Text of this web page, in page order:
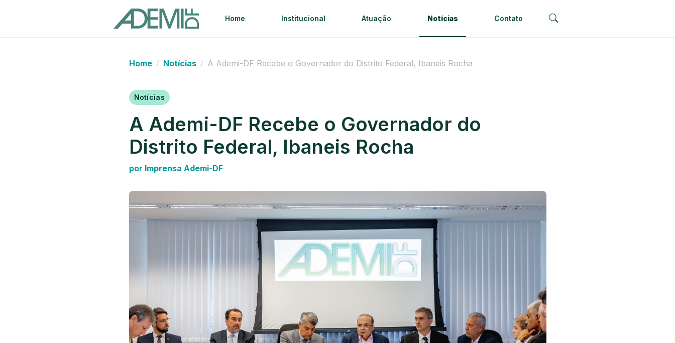
Home Institucional Atuação Notícias Contato
Home Notícias A Ademi-DF Recebe o Governador do Distrito Federal, Ibaneis Rocha
Notícias
A Ademi-DF Recebe o Governador do
Distrito Federal, Ibaneis Rocha
por Imprensa Ademi-DF